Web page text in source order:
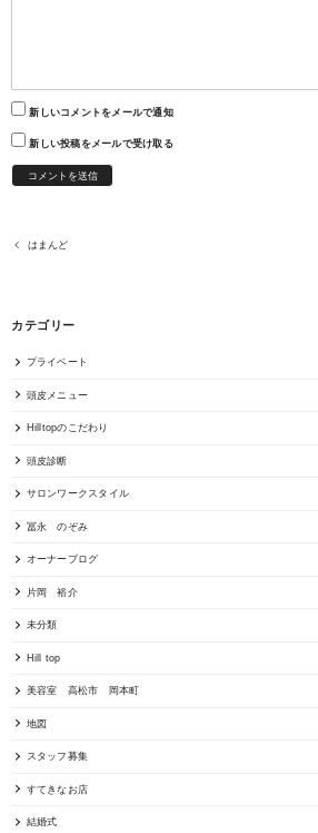
新しいコメントをメールで通知
新しい投稿をメールで受け取る
はまんど
カテゴリー
プライベート
頭皮メニュー
Hilltopのこだわり
頭皮診断
サロンワークスタイル
冨永 のぞみ
オーナーブログ
片岡 裕介
未分類
Hill top
美容室 高松市 岡本町
地図
スタッフ募集
すてきなお店
結婚式